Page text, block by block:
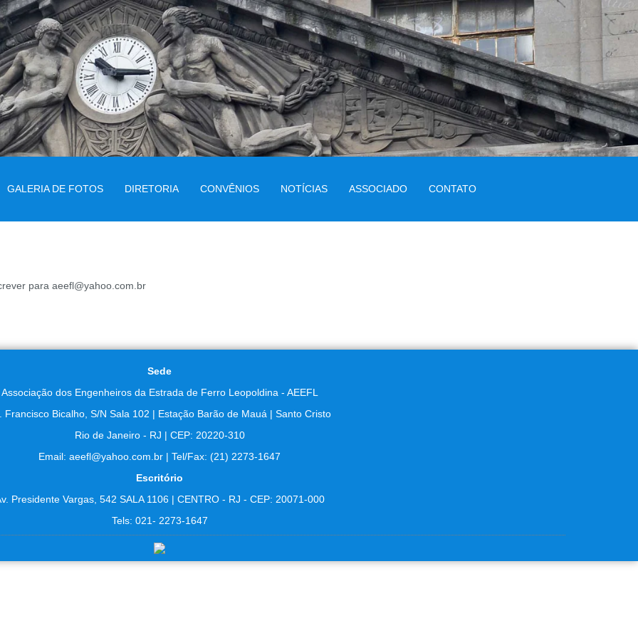
GALERIA DE FOTOS DIRETORIA CONVÊNIOS NOTÍCIAS ASSOCIADO CONTATO
para aeefl@yahoo.com.br
Sede
Associação dos Engenheiros da Estrada de Ferro Leopoldina - AEEFL
Francisco Bicalho, S/N Sala 102 | Estação Barão de Mauá | Santo Cristo
Rio de Janeiro - RJ | CEP: 20220-310
Email: aeefl@yahoo.com.br | Tel/Fax: (21) 2273-1647
Escritório
Presidente Vargas, 542 SALA 1106 | CENTRO - RJ - CEP: 20071-000
Tels: 021- 2273-1647